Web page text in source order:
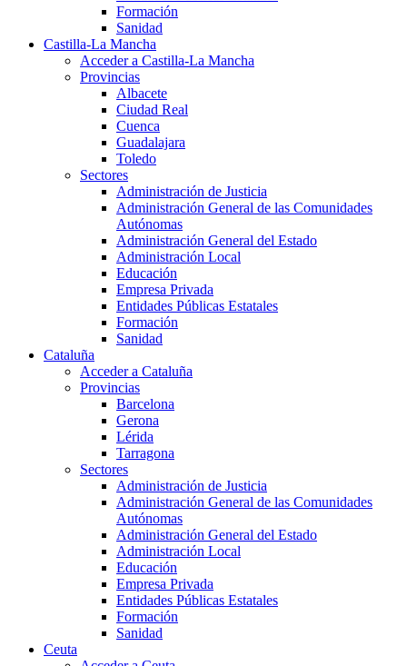
Formación
Sanidad
Castilla-La Mancha
Acceder a Castilla-La Mancha
Provincias
Albacete
Ciudad Real
Cuenca
Guadalajara
Toledo
Sectores
Administración de Justicia
Administración General de las Comunidades
Autónomas
Administración General del Estado
Administración Local
Educación
Empresa Privada
Entidades Públicas Estatales
Formación
Sanidad
Cataluña
Acceder a Cataluña
Provincias
Barcelona
Gerona
Lérida
Tarragona
Sectores
Administración de Justicia
Administración General de las Comunidades
Autónomas
Administración General del Estado
Administración Local
Educación
Empresa Privada
Entidades Públicas Estatales
Formación
Sanidad
Ceuta